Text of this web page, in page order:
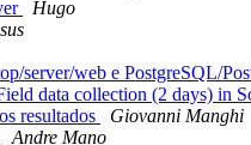
Hugo
server/web e PostgreSQL/
data collection (2 days) in
resultados
Giovanni Manghi
Andre Mano